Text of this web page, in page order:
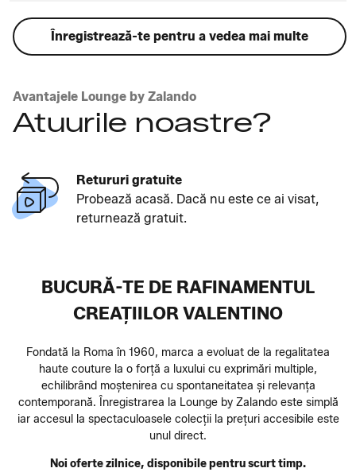
Înregistrează-te pentru a vedea mai multe
Avantajele Lounge by Zalando
Atuurile noastre?
Retururi gratuite
Probează acasă. Dacă nu este ce ai visat,
returnează gratuit.
BUCURĂ-TE DE RAFINAMENTUL
CREAȚIILOR VALENTINO
Fondată la Roma în 1960, marca a evoluat de la regalitatea
haute couture la o forță a luxului cu exprimări multiple,
echilibrând moștenirea cu spontaneitatea și relevanța
contemporană. Înregistrarea la Lounge by Zalando este simplă
iar accesul la spectaculoasele colecții la prețuri accesibile este
unul direct.
Noi oferte zilnice, disponibile pentru scurt timp.